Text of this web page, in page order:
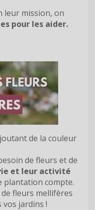
leur mission, on
pour les aider.
de la couleur
de fleurs et de
et leur activité
plantation compte.
fleurs mellifères
jardins !